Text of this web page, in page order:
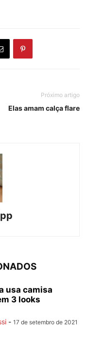
Próximo artigo
Elas amam calça flare
usa camisa
3 looks
- 17 de setembro de 2021